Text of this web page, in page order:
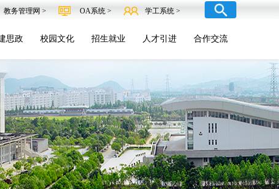
教务管理网 > OA系统 > 学工系统 >
思政 校园文化 招生就业 人才引进 合作交流